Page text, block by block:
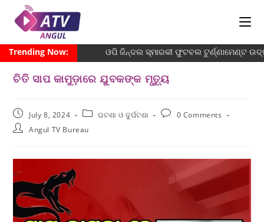
Trending Now: ଓପି ଜିନ୍ଦଲ ସ୍ମାରକୀ ଫୁଟବଲ ଟୁର୍ଣ୍ଣାମେଣ୍ଟ
ଚିତି ସାପ କାମୁଡ଼ାରେ ଯୁବକଙ୍କ ମୃତ୍ୟୁ
July 8, 2024 ଘଟଣା ଓ ଦୁର୍ଘଟଣା
0 Comments
Angul TV Bureau